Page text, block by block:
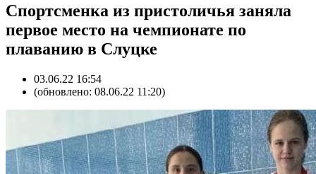
Спортсменка из пристоличья заняла
первое место на чемпионате по
плаванию в Слуцке
03.06.22 16:54
(обновлено: 08.06.22 11:20)